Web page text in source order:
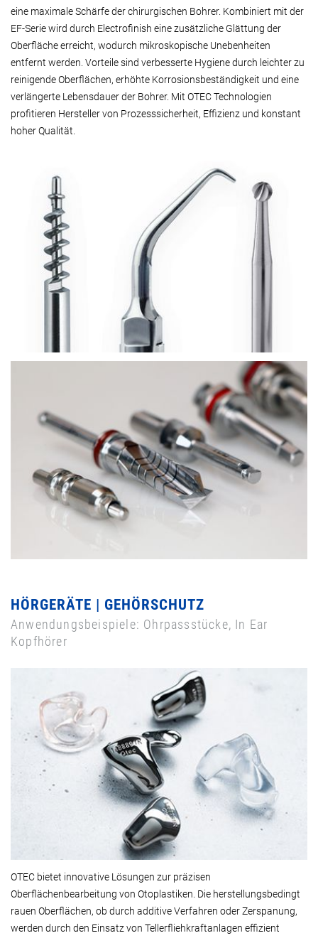
eine maximale Schärfe der chirurgischen Bohrer. Kombiniert mit der
EF-Serie wird durch Electrofinish eine zusätzliche Glättung der
Oberfläche erreicht, wodurch mikroskopische Unebenheiten
entfernt werden. Vorteile sind verbesserte Hygiene durch leichter zu
reinigende Oberflächen, erhöhte Korrosionsbeständigkeit und eine
verlängerte Lebensdauer der Bohrer. Mit OTEC Technologien
profitieren Hersteller von Prozesssicherheit, Effizienz und konstant
hoher Qualität.
HÖRGERÄTE | GEHÖRSCHUTZ
Anwendungsbeispiele: Ohrpassstücke, In Ear
Kopfhörer
OTEC bietet innovative Lösungen zur präzisen
Oberflächenbearbeitung von Otoplastiken. Die herstellungsbedingt
rauen Oberflächen, ob durch additive Verfahren oder Zerspanung,
werden durch den Einsatz von Tellerfliehkraftanlagen effizient